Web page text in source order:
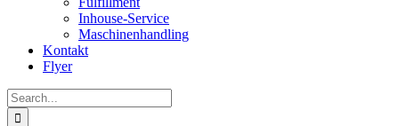
Inhouse-Service
Maschinenhandling
Kontakt
Flyer
Search
for: